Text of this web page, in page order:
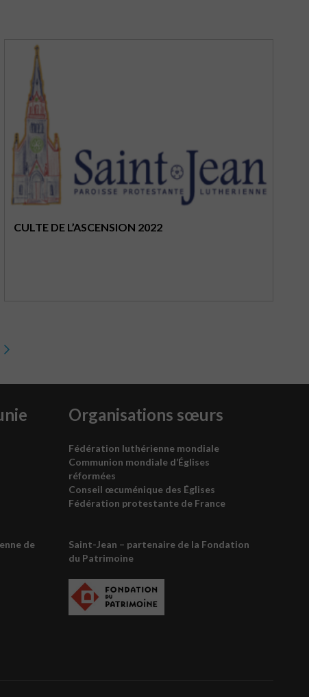
CULTE DE L’ASCENSION 2022
de
Organisations sœurs
Fédération luthérienne mondiale
Communion mondiale d’Églises
réformées
Conseil œcuménique des Églises
Fédération protestante de France
Saint-Jean – partenaire de la Fondation
du Patrimoine